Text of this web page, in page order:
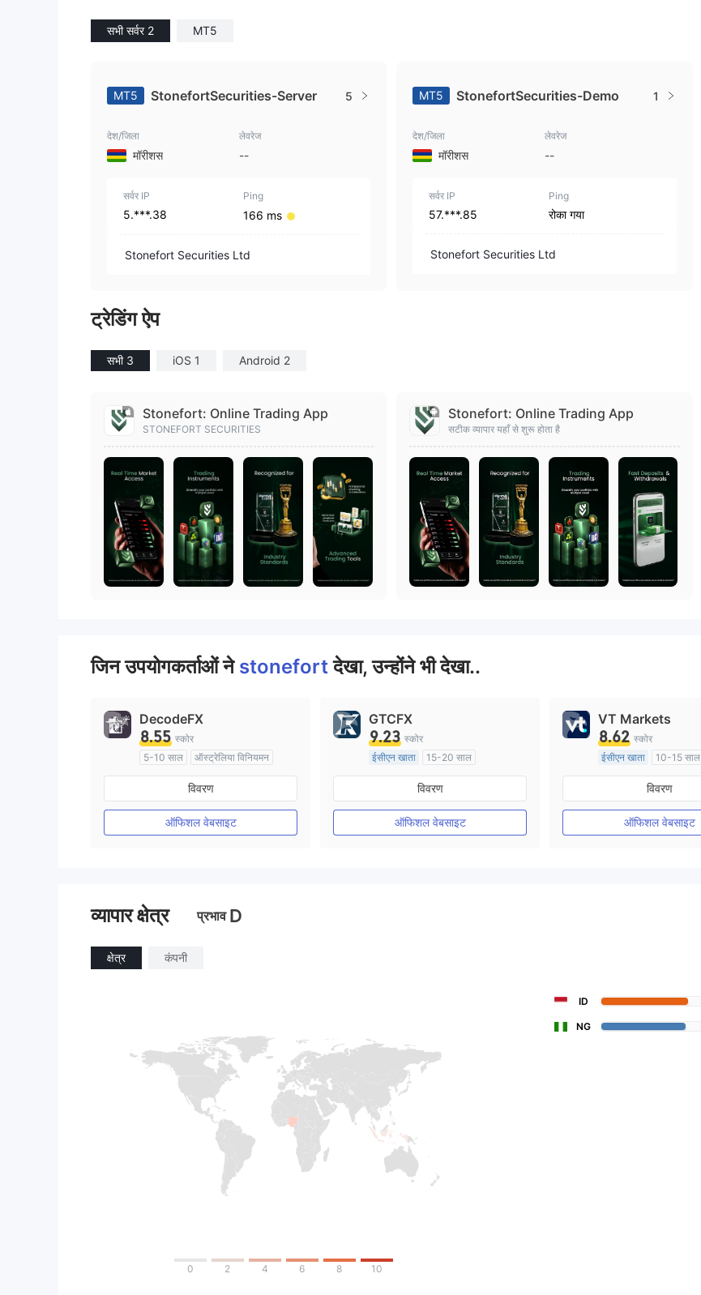
सभी सर्वर 2 MT5
MT5 StonefortSecurities-Server 5
देश/जिला
मॉरीशस
लेवरेज
--
सर्वर IP
5.***.38
Ping
166 ms
Stonefort Securities Ltd
MT5 StonefortSecurities-Demo 1
देश/जिला
मॉरीशस
लेवरेज
--
सर्वर IP
57.***.85
Ping
रोका गया
Stonefort Securities Ltd
ट्रेडिंग ऐप
सभी 3 iOS 1 Android 2
Stonefort: Online Trading App
STONEFORT SECURITIES
Stonefort: Online Trading App
सटीक व्यापार यहाँ से शुरू होता है
जिन उपयोगकर्ताओं ने stonefortदेखा, उन्होंने भी देखा..
DecodeFX
8.55 स्कोर
5-10 साल
ऑस्ट्रेलिया विनियमन
मार्केट मेकिंग (एमएम)
मुख्य-लेबल MT4
विवरण
ऑफिशल वेबसाइट
GTCFX
9.23 स्कोर
ईसीएन खाता
15-20 साल
यूनाइटेड किंगडम विनियमन
मार्केट मेकिंग (एमएम)
मुख्य-लेबल MT4
विवरण
ऑफिशल वेबसाइट
VT Markets
8.62 स्कोर
ईसीएन खाता
10-15 साल
ऑस्ट्रेलिया विनियमन
मार्केट मेकिंग (एमएम)
मुख्य-लेबल MT4
विवरण
ऑफिशल वेबसाइट
व्यापार क्षेत्र प्रभाव D
क्षेत्र कंपनी
0 2 4 6 8 10
ID
NG